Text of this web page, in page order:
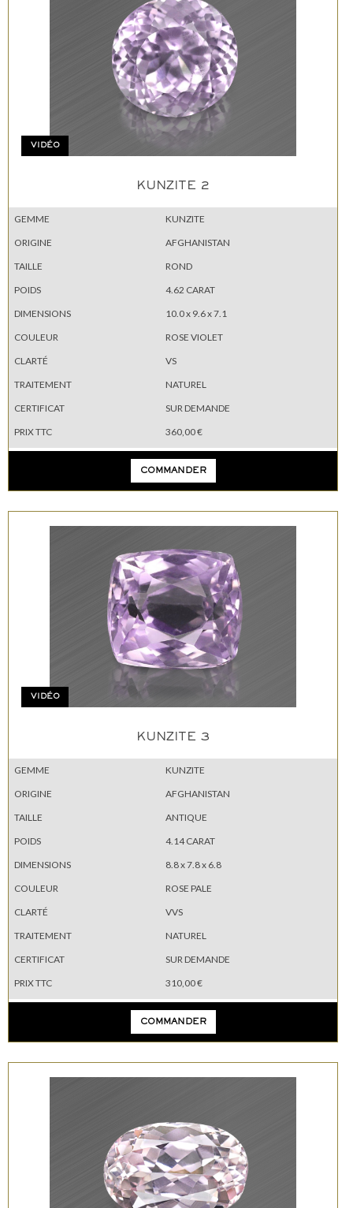
VIDÉO
KUNZITE 2
GEMME
KUNZITE
ORIGINE
AFGHANISTAN
TAILLE
ROND
POIDS
4.62 CARAT
DIMENSIONS
10.0 x 9.6 x 7.1
COULEUR
ROSE VIOLET
CLARTÉ
VS
TRAITEMENT
NATUREL
CERTIFICAT
SUR DEMANDE
PRIX TTC
360,00 €
COMMANDER
VIDÉO
KUNZITE 3
GEMME
KUNZITE
ORIGINE
AFGHANISTAN
TAILLE
ANTIQUE
POIDS
4.14 CARAT
DIMENSIONS
8.8 x 7.8 x 6.8
COULEUR
ROSE PALE
CLARTÉ
VVS
TRAITEMENT
NATUREL
CERTIFICAT
SUR DEMANDE
PRIX TTC
310,00 €
COMMANDER